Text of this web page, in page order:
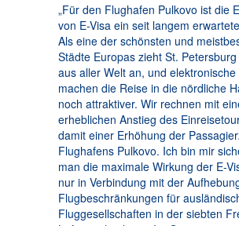
„Für den Flughafen Pulkovo ist die
von E-Visa ein seit langem
Als eine der schönsten und
Städte Europas zieht St.
aus aller Welt an, und elektronische
machen die Reise in die nördliche
noch attraktiver. Wir rechnen mit
erheblichen Anstieg des
damit einer Erhöhung der
Flughafens Pulkovo. Ich bin mir
man die maximale Wirkung der E-
nur in Verbindung mit der
Flugbeschränkungen für
Fluggesellschaften in der siebten